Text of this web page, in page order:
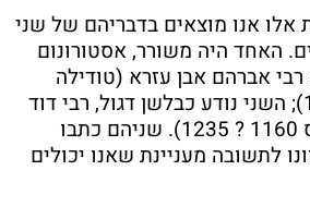
אנו מוצאים בדבריהם של שני
האחד היה משורר, אסטורונום
רבי אברהם אבן עזרא (טודילה
1089 ? לונדון 1164); השני נודע כבלשן דגול, רבי דוד
קמחי (רד"ק; פרובנס 1160 ? 1235). שניהם כתבו
לתשובה מעניינת שאנו יכולים